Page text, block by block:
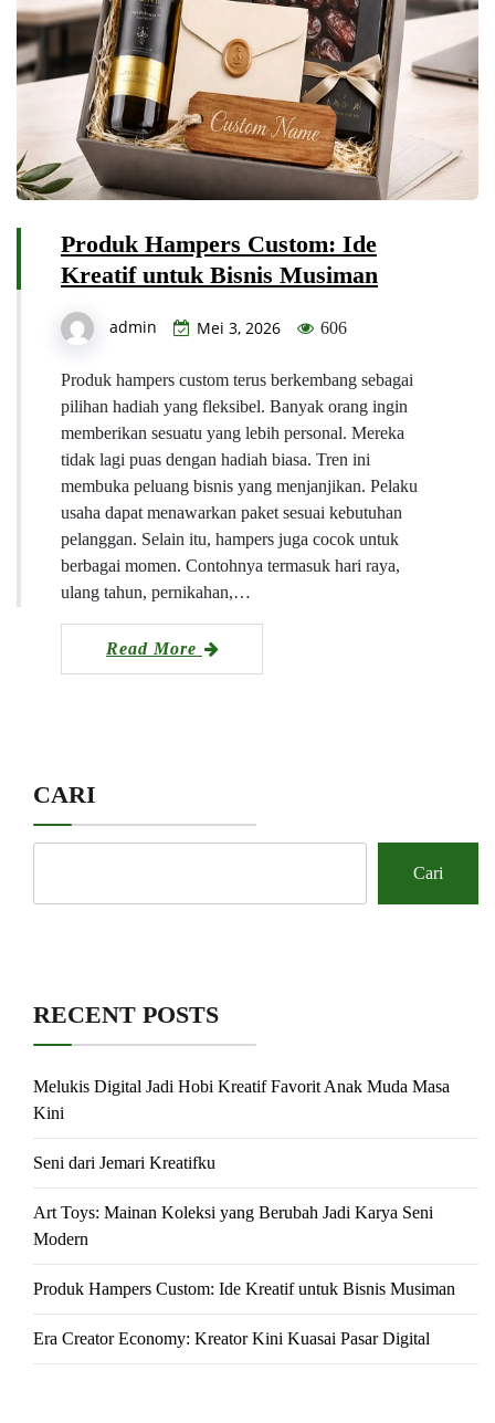
Produk Hampers Custom: Ide
Kreatif untuk Bisnis Musiman
admin Mei 3, 2026 606
Produk hampers custom terus berkembang sebagai
pilihan hadiah yang fleksibel. Banyak orang ingin
memberikan sesuatu yang lebih personal. Mereka
tidak lagi puas dengan hadiah biasa. Tren ini
membuka peluang bisnis yang menjanjikan. Pelaku
usaha dapat menawarkan paket sesuai kebutuhan
pelanggan. Selain itu, hampers juga cocok untuk
berbagai momen. Contohnya termasuk hari raya,
ulang tahun, pernikahan,…
Read More
CARI
Cari
RECENT POSTS
Melukis Digital Jadi Hobi Kreatif Favorit Anak Muda Masa
Kini
Seni dari Jemari Kreatifku
Art Toys: Mainan Koleksi yang Berubah Jadi Karya Seni
Modern
Produk Hampers Custom: Ide Kreatif untuk Bisnis Musiman
Era Creator Economy: Kreator Kini Kuasai Pasar Digital